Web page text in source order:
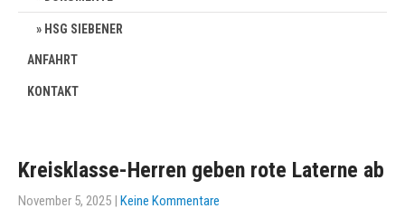
HSG SIEBENER
ANFAHRT
KONTAKT
Kreisklasse-Herren geben rote Laterne ab
November 5, 2025 | Keine Kommentare